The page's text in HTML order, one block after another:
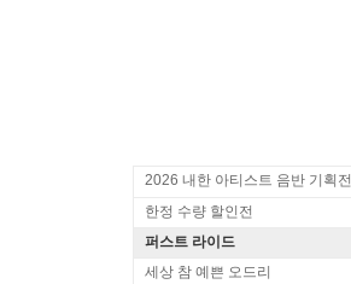
2026 내한 아티스트 음반 기획전
한정 수량 할인전
퍼스트 라이드
세상 참 예쁜 오드리